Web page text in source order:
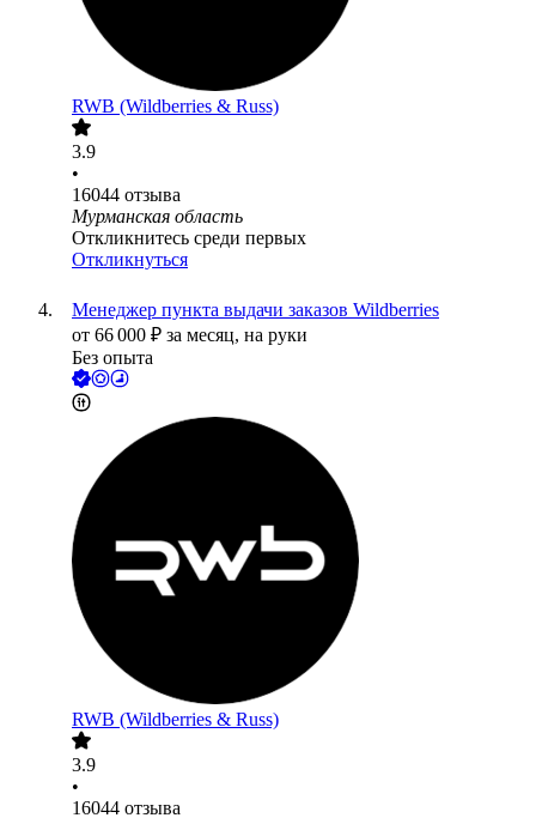
RWB (Wildberries & Russ)
3.9
•
16044 отзыва
Мурманская область
Откликнитесь среди первых
Откликнуться
Менеджер пункта выдачи заказов Wildberries
от 66 000 ₽ за месяц, на руки
Без опыта
RWB (Wildberries & Russ)
3.9
•
16044 отзыва